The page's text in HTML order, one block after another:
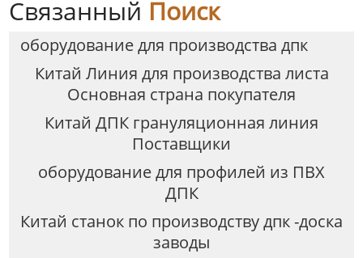
Связанный Поиск
оборудование для производства дпк
Китай Линия для производства листа
Основная страна покупателя
Китай ДПК грануляционная линия
Поставщики
оборудование для профилей из ПВХ
ДПК
Китай станок по производству дпк -доска
заводы